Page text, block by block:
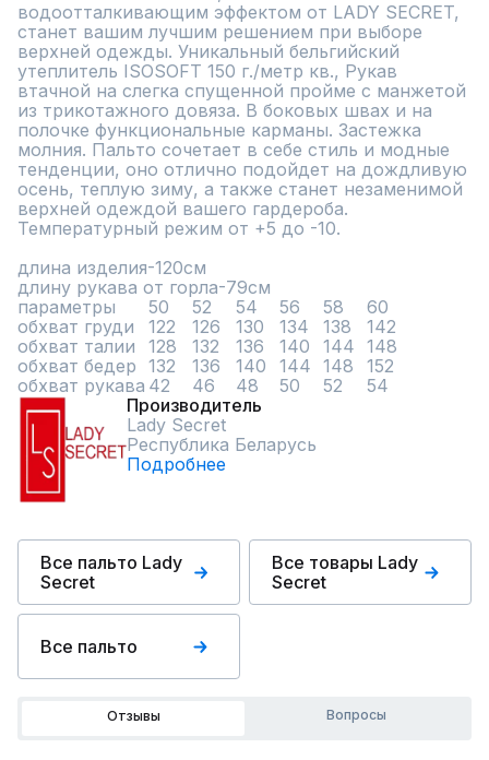
водоотталкивающим эффектом от LADY SECRET,
станет вашим лучшим решением при выборе
верхней одежды. Уникальный бельгийский
утеплитель ISOSOFT 150 г./метр кв., Рукав
втачной на слегка спущенной пройме с манжетой
из трикотажного довяза. В боковых швах и на
полочке функциональные карманы. Застежка
молния. Пальто сочетает в себе стиль и модные
тенденции, оно отлично подойдет на дождливую
осень, теплую зиму, а также станет незаменимой
верхней одеждой вашего гардероба.
Температурный режим от +5 до -10.
длина изделия-120см
длину рукава от горла-79см
параметры	50	52	54	56	58	60
обхват груди	122	126	130	134	138	142
обхват талии	128	132	136	140	144	148
обхват бедер	132	136	140	144	148	152
обхват рукава	42	46	48	50	52	54
Производитель
Lady Secret
Республика Беларусь
Подробнее
Все пальто Lady
Secret
Все товары Lady
Secret
Все пальто
Отзывы Вопросы